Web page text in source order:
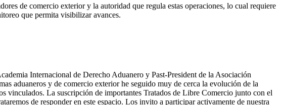
de comercio exterior y la autoridad que regula estas operaciones, lo cual requiere
que permita visibilizar avances.
Internacional de Derecho Aduanero y Past-President de la Asociación
aduaneros y de comercio exterior he seguido muy de cerca la evolución de la
vinculados. La suscripción de importantes Tratados de Libre Comercio junto con el
de responder en este espacio. Los invito a participar activamente de nuestra